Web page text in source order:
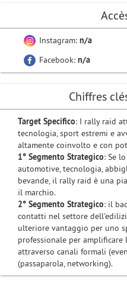
Instagram: n/a
Facebook: n/a
Chiffres
Target Specifico: I rally raid
tecnologia, sport estremi e
altamente coinvolto e con
1° Segmento Strategico: Se
automotive, tecnologia,
bevande, il rally raid è una
il marchio.
2° Segmento Strategico: il
contatti nel settore
ulteriore vantaggio per uno
professionale per
attraverso canali formali
(passaparola, networking).